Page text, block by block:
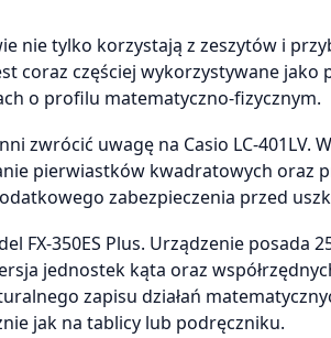
nie tylko korzystają z zeszytów i
coraz częściej wykorzystywane jako
o profilu matematyczno-fizycznym.
zwrócić uwagę na Casio LC-401LV.
pierwiastków kwadratowych oraz
zabezpieczenia przed
FX-350ES Plus. Urządzenie posada
jednostek kąta oraz
zapisu działań
jak na tablicy lub podręczniku.